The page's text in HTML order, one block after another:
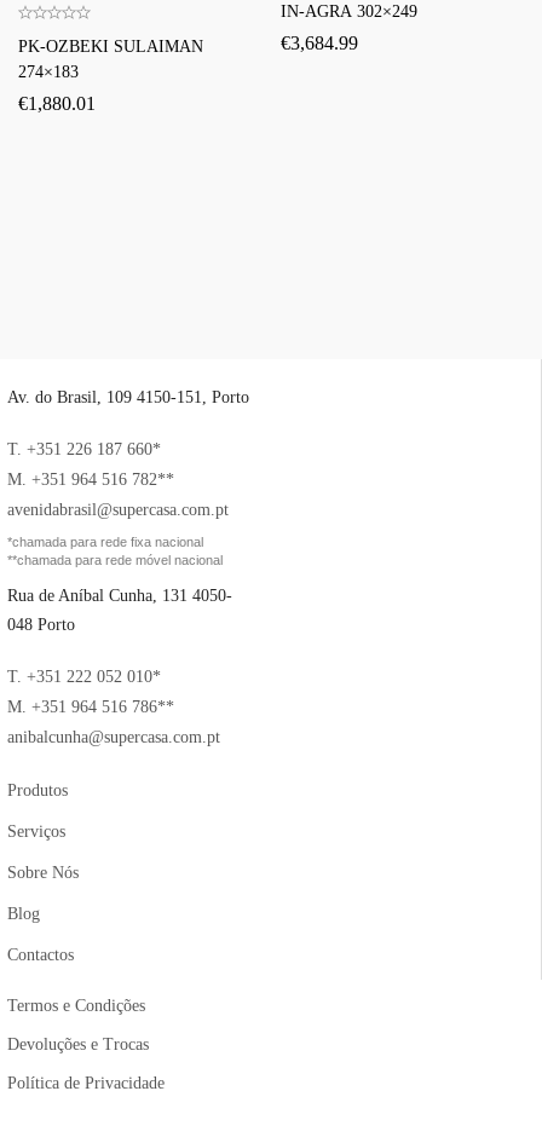
PK-OZBEKI SULAIMAN
274×183
€1,880.01
IN-AGRA 302×249
€3,684.99
Av. do Brasil, 109 4150-151, Porto
T. +351 226 187 660*
M. +351 964 516 782**
avenidabrasil@supercasa.com.pt
*chamada para rede fixa nacional
**chamada para rede móvel nacional
Rua de Aníbal Cunha, 131 4050-
048 Porto
T. +351 222 052 010*
M. +351 964 516 786**
anibalcunha@supercasa.com.pt
Produtos
Serviços
Sobre Nós
Blog
Contactos
Termos e Condições
Devoluções e Trocas
Política de Privacidade